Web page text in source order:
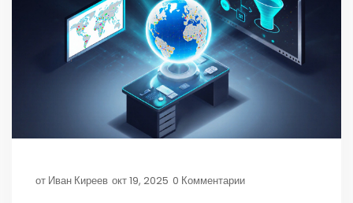
от Иван Киреев окт 19, 2025 0 Комментарии